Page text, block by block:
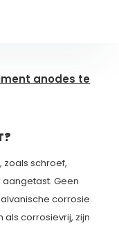
anodes te
schroef,
Geen
corrosie.
corrosievrij, zijn